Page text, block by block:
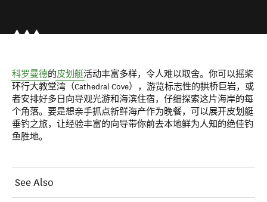
科罗曼德的皮划艇活动丰富多样，令人难以取舍。你可以摇桨
环行大教堂湾（Cathedral Cove），游览标志性的拱桥巨岩，或
者安排好多日向导观光游和海滨住宿，仔细探索这片海岸的每
个角落。要是想亲手抓点新鲜海产作为晚餐，可以展开皮划艇
垂钓之旅，让经验丰富的向导带你前去本地鲜为人知的绝佳钓
鱼胜地。
See Also